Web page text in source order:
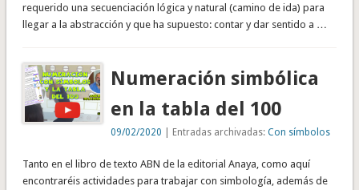
requerido una secuenciación lógica y natural (camino de ida) para
llegar a la abstracción y que ha supuesto: contar y dar sentido a …
Numeración simbólica
en la tabla del 100
09/02/2020 | Entradas archivadas:Con símbolos
Tanto en el libro de texto ABN de la editorial Anaya, como aquí
encontraréis actividades para trabajar con simbología, además de